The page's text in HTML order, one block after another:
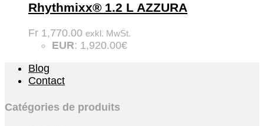
Rhythmixx® 1.2 L AZZURA
Fr 1,770.00 exkl. MwSt.
EUR: 1,920.00€
Blog
Contact
Catégories de produits